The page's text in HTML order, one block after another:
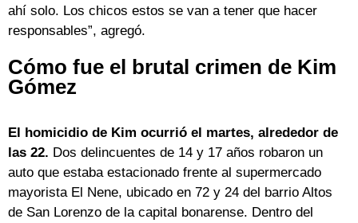
ahí solo. Los chicos estos se van a tener que hacer
responsables”, agregó.
Cómo fue el brutal crimen de Kim
Gómez
El homicidio de Kim ocurrió el martes, alrededor de
las 22. Dos delincuentes de 14 y 17 años robaron un
auto que estaba estacionado frente al supermercado
mayorista El Nene, ubicado en 72 y 24 del barrio Altos
de San Lorenzo de la capital bonarense. Dentro del